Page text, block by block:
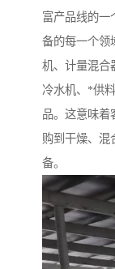
富产品线的一
备的每一个领
机、计量混合
冷水机、*供
品。这意味着
购到干燥、混
备。